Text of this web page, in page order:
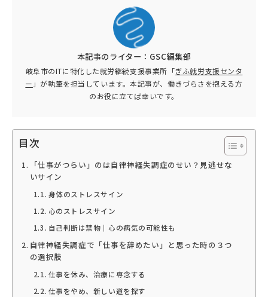
本記事のライター：GSC編集部
岐阜市のITに特化した就労継続支援事業所「ぎふ就労支援センタ
ー 」が執筆を担当しています。本記事が、働きづらさを抱える方
のお役に立てば幸いです。
目次
「仕事がつらい」のは自律神経失調症のせい？見逃せな
いサイン
身体のストレスサイン
心のストレスサイン
自己判断は禁物｜心の病気の可能性も
自律神経失調症で「仕事を辞めたい」と思った時の３つ
の選択肢
仕事を休み、治療に専念する
仕事をやめ、新しい道を探す